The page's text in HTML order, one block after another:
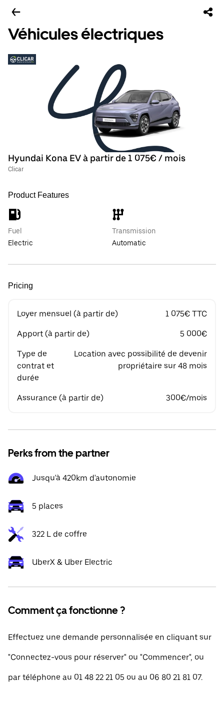
Véhicules électriques
Hyundai Kona EV à partir de 1 075€ / mois
Clicar
Product Features
Fuel
Electric
Transmission
Automatic
Pricing
Loyer mensuel (à partir de) 1 075€ TTC
Apport (à partir de) 5 000€
Type de
contrat et
durée
Location avec possibilité de devenir
propriétaire sur 48 mois
Assurance (à partir de) 300€/mois
Perks from the partner
Jusqu'à 420km d'autonomie
5 places
322 L de coffre
UberX & Uber Electric
Comment ça fonctionne ?
Effectuez une demande personnalisée en cliquant sur
"Connectez-vous pour réserver" ou "Commencer", ou
par téléphone au 01 48 22 21 05 ou au 06 80 21 81 07.